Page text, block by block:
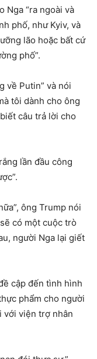
Nga “ra ngoài và
phố, như Kyiv, và
lão hoặc bất cứ
phố”.
về Putin” và nói
tôi dành cho ông
câu trả lời cho
lần đầu công
ông Trump nói
có một cuộc trò
người Nga lại giết
cập đến tình hình
phẩm cho người
với viện trợ nhân